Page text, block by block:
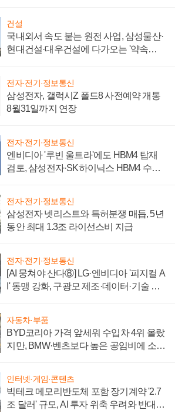
건설
국내외서 속도 붙는 원전 사업, 삼성물산·
현대건설·대우건설에 다가오는 '약속의
전자·전기·정보통신
삼성전자, 갤럭시Z 폴드8 사전예약 개통
8월31일까지 연장
전자·전기·정보통신
엔비디아 '루빈 울트라'에도 HBM4 탑재
검토, 삼성전자·SK하이닉스 HBM4 수율
전자·전기·정보통신
삼성전자 넷리스트와 특허분쟁 매듭, 5년
동안 최대 1.3조 라이선스비 지급
전자·전기·정보통신
[AI 뭉쳐야 산다⑧] LG·엔비디아 '피지컬 A
I' 동맹 강화, 구광모 제조·데이터·기술 결
자동차·부품
BYD코리아 가격 앞세워 수입차 4위 올랐
지만, BMW·벤츠보다 높은 공임비에 소비
인터넷·게임·콘텐츠
빅테크 메모리반도체 포함 장기계약 '2.7
조 달러' 규모, AI 투자 위축 우려와 반대